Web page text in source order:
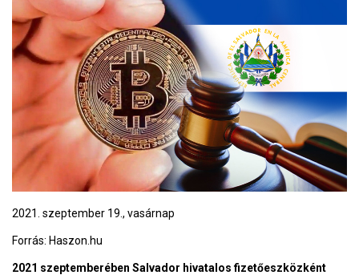
2021. szeptember 19., vasárnap
Forrás: Haszon.hu
2021 szeptemberében Salvador hivatalos fizetőeszközként